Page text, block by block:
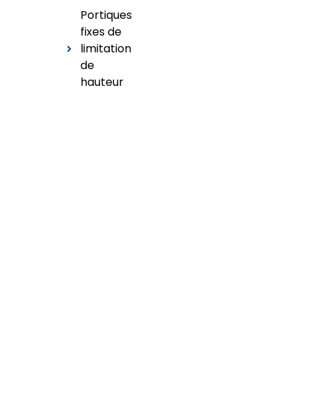
Portiques
fixes de
limitation
de
hauteur